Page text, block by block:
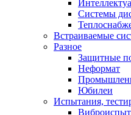
Системы
Встраиваемые
Разное
Защитные
Неформат
Юбилеи
Испытания,